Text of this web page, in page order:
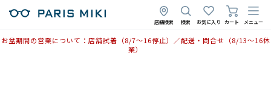
店舗検索 検索 お気に入り カート メニュー
お盆期間の営業について：店舗試着（8/7〜16停止）／配送・問合せ（8/13〜16休
業）